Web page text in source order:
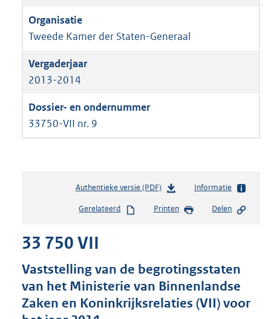
Tweede Kamer der Staten-Generaal
2013-2014
33750-VII nr. 9
Authentieke versie (PDF)b
s
s
g
Informatie
Gerelateerd Printen Delen
33 750 VII
Vaststelling van de begrotingsstaten
van het Ministerie van Binnenlandse
Zaken en Koninkrijksrelaties (VII) voor